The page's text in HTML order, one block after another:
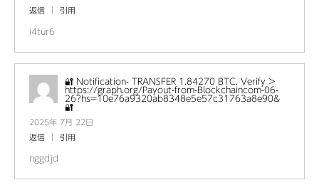
返信
引用
i4tur6
🔐 Notification- TRANSFER 1.84270 BTC. Verify >
https://graph.org/Payout-from-Blockchaincom-06-
26?hs=10e76a9320ab8348e5e57c31763a8e90&
🔐
2025年 7月 22日
返信
引用
nggdjd